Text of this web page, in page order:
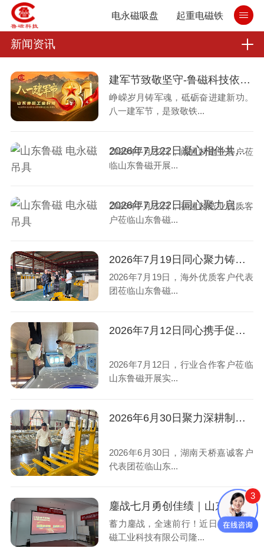
电永磁吸盘 起重电磁铁
新闻资讯
建军节致敬坚守-鲁磁科技依托起重电永磁吊具硬核实力，致敬坚守聚力实业强国
峥嵘岁月铸军魂，砥砺奋进建新功。
八一建军节，是致敬铁...
2026年7月22日凝心相伴共致远！山东鲁磁接待南通客户
2026年7月22日，南通制造业客户莅
临山东鲁磁开展...
2026年7月22日同心聚力启华章！山东鲁磁与福建客户交流，携手突破
2026年7月22日，福建制造业优质客
户莅临山东鲁磁...
2026年7月19日同心聚力铸精品！山东鲁磁迎来国外客户，携手拓宽发展道路
2026年7月19日，海外优质客户代表
团莅临山东鲁磁...
2026年7月12日同心携手促双赢！山东鲁磁与客户深耕磁力设备赛道
2026年7月12日，行业合作客户莅临
山东鲁磁开展实...
2026年6月30日聚力深耕制造业！山东鲁磁喜迎湖南天桥嘉诚客户到访，双向赋能共赢发展
2026年6月30日，湖南天桥嘉诚客户
代表团莅临山东...
鏖战七月勇创佳绩｜山东鲁磁2026年7月营销启动大会圆满召开
蓄力鏖战，全速前行！近日，山东鲁
磁工业科技有限公司隆...
3